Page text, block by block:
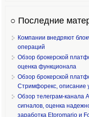
○ Последние
Компании внедряют
операций
Обзор брокерской
оценка функционала
Обзор брокерской
Стримфорекс, описание
Обзор телеграм-канала
сигналов, оценка
заработка Etoromario и